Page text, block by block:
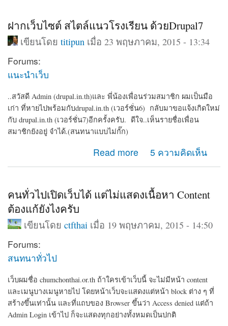
ฝากเว็บไซต์ สไตล์แนวโรงเรียน ด้วยDrupal7
เขียนโดย titipun เมื่อ 23 พฤษภาคม, 2015 - 13:34
Forums:
แนะนำเว็บ
..สวัสดี Admin (drupal.in.th)และ พี่น้องเพื่อนร่วมสมาชิก ผมเป็นมือ
เก่า ที่หายไปพร้อมกับdrupal.in.th (เวอร์ชั่น6) กลับมาขอแจ้งเกิดใหม่
กับ drupal.in.th (เวอร์ชั่น7)อีกครั้งครับ. ดีใจ..เห็นรายชื่อเพื่อน
สมาชิกยังอยู่ จำได้.(สนทนาแบบไม่กั๊ก)
Read more
about ฝากเว็บไซต์ สไตล์แนวโรงเรียน ด้วยDrupal7
5 ความคิดเห็น
คนทั่วไปเปิดเว็บได้ แต่ไม่แสดงเนื้อหา Content
ต้องแก้ยังไงครับ
เขียนโดย ctfthaiเมื่อ 19 พฤษภาคม, 2015 - 14:50
Forums:
สนทนาทั่วไป
เว็บผมชื่อ chumchonthai.or.th ถ้าใครเข้าเว็บนี้ จะไม่มีหน้า content
และเมนูบางเมนูหายไป โดยหน้าเว็บจะแสดงแต่หน้า block ต่าง ๆ ที่
สร้างขึ้นเท่านั้น และที่แถบของ Browser ขึ้นว่า Access denied แต่ถ้า
Admin Login เข้าไป ก็จะแสดงทุกอย่างทั้งหมดเป็นปกติ